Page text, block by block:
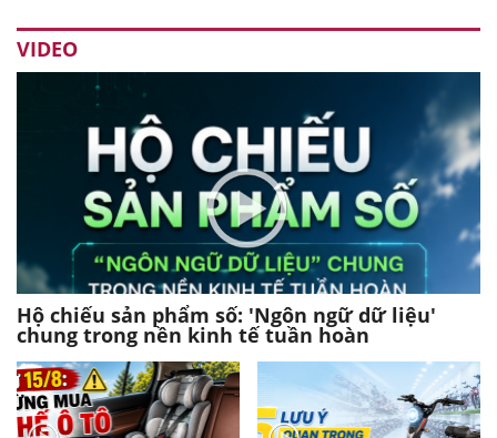
VIDEO
Hộ chiếu sản phẩm số: 'Ngôn ngữ dữ liệu'
chung trong nền kinh tế tuần hoàn